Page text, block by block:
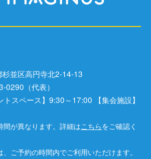
並区⾼円寺北2-14-13
0290（代表）
スペース】9:30～17:00 【集会施設】
間が異なります。詳細はこちらをご確認く
ご予約の時間内でご利用いただけます。